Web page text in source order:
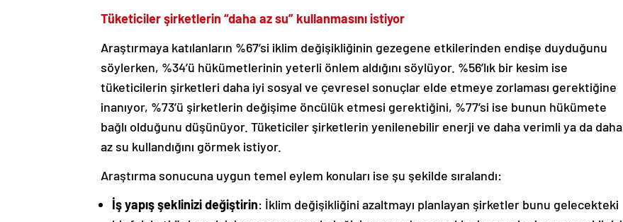
Tüketiciler şirketlerin “daha az su” kullanmasını istiyor
Araştırmaya katılanların %67’si iklim değişikliğinin gezegene etkilerinden endişe duyduğunu
söylerken, %34’ü hükümetlerinin yeterli önlem aldığını söylüyor. %56’lık bir kesim ise
tüketicilerin şirketleri daha iyi sosyal ve çevresel sonuçlar elde etmeye zorlaması gerektiğine
inanıyor, %73’ü şirketlerin değişime öncülük etmesi gerektiğini, %77’si ise bunun hükümete
bağlı olduğunu düşünüyor. Tüketiciler şirketlerin yenilenebilir enerji ve daha verimli ya da daha
az su kullandığını görmek istiyor.
Araştırma sonucuna uygun temel eylem konuları ise şu şekilde sıralandı:
İş yapış şeklinizi değiştirin: İklim değişikliğini azaltmayı planlayan şirketler bunu gelecekteki